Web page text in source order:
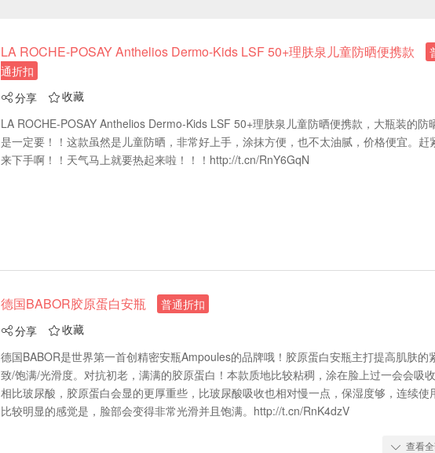
LA ROCHE-POSAY Anthelios Dermo-Kids LSF 50+理肤泉儿童防晒便携款
通折扣
分享 收藏
LA ROCHE-POSAY Anthelios Dermo-Kids LSF 50+理肤泉儿童防晒便携款，大瓶装的防
是一定要！！这款虽然是儿童防晒，非常好上手，涂抹方便，也不太油腻，价格便宜。赶
来下手啊！！天气马上就要热起来啦！！！http://t.cn/RnY6GqN
德国BABOR胶原蛋白安瓶 普通折扣
分享 收藏
德国BABOR是世界第一首创精密安瓶Ampoules的品牌哦！胶原蛋白安瓶主打提高肌肤的
致/饱满/光滑度。对抗初老，满满的胶原蛋白！本款质地比较粘稠，涂在脸上过一会会吸收
相比玻尿酸，胶原蛋白会显的更厚重些，比玻尿酸吸收也相对慢一点，保湿度够，连续使
比较明显的感觉是，脸部会变得非常光滑并且饱满。http://t.cn/RnK4dzV
 查看